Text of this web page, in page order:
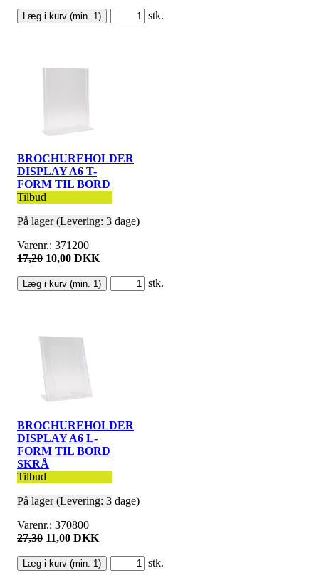
stk.
BROCHUREHOLDER
DISPLAY A6 T-
FORM TIL BORD
Tilbud
På lager (Levering: 3 dage)
Varenr.: 371200
17,20 10,00 DKK
stk.
BROCHUREHOLDER
DISPLAY A6 L-
FORM TIL BORD
SKRÅ
Tilbud
På lager (Levering: 3 dage)
Varenr.: 370800
27,30 11,00 DKK
stk.